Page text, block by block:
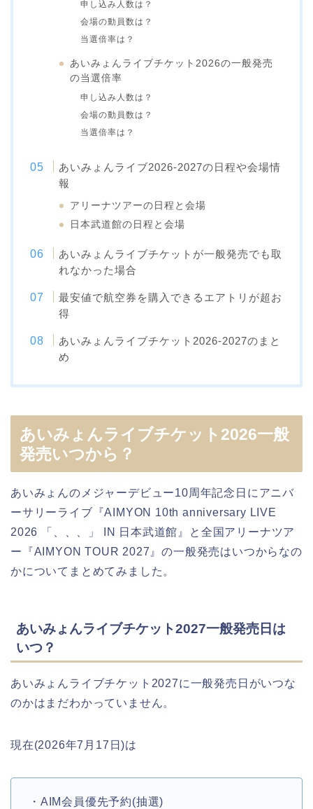
申し込み人数は？
会場の動員数は？
当選倍率は？
あいみょんライブチケット2026の一般発売
の当選倍率
申し込み人数は？
会場の動員数は？
当選倍率は？
あいみょんライブ2026-2027の日程や会場情
報
アリーナツアーの日程と会場
日本武道館の日程と会場
あいみょんライブチケットが一般発売でも取
れなかった場合
最安値で航空券を購入できるエアトリが超お
得
あいみょんライブチケット2026-2027のまと
め
あいみょんライブチケット2026一般
発売いつから？
あいみょんのメジャーデビュー10周年記念日にアニバ
ーサリーライブ『AIMYON 10th anniversary LIVE
2026 「、、、」 IN 日本武道館』と全国アリーナツア
ー『AIMYON TOUR 2027』の一般発売はいつからなの
かについてまとめてみました。
あいみょんライブチケット2027一般発売日は
いつ？
あいみょんライブチケット2027に一般発売日がいつな
のかはまだわかっていません。
現在(2026年7月17日)は
・AIM会員優先予約(抽選)